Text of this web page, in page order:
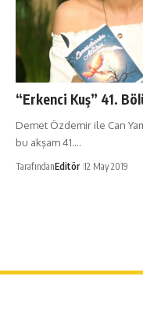
“Erkenci Kuş” 41.
Demet Özdemir ile Can
bu akşam 41.…
TarafındanEditör 12 May 2019